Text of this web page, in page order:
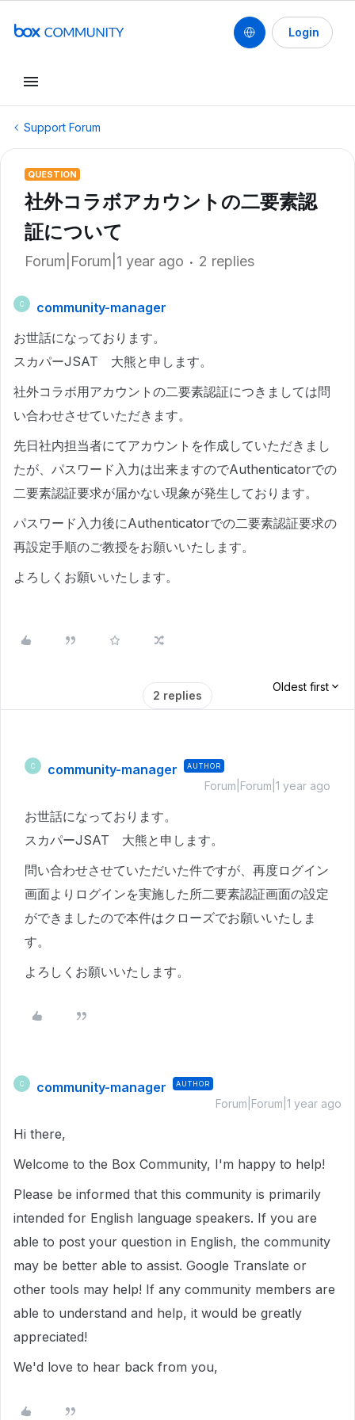
Login
Support Forum
QUESTION
社外コラボアカウントの二要素認
証について
Forum|Forum|1 year ago 2 replies
C
community-manager
お世話になっております。
スカパーJSAT 大熊と申します。
社外コラボ用アカウントの二要素認証につきましては問
い合わせさせていただきます。
先日社内担当者にてアカウントを作成していただきまし
たが、パスワード入力は出来ますのでAuthenticatorでの
二要素認証要求が届かない現象が発生しております。
パスワード入力後にAuthenticatorでの二要素認証要求の
再設定手順のご教授をお願いいたします。
よろしくお願いいたします。
2 replies
Oldest first
C community-manager AUTHOR
Forum|Forum|1 year ago
お世話になっております。
スカパーJSAT 大熊と申します。
問い合わせさせていただいた件ですが、再度ログイン
画面よりログインを実施した所二要素認証画面の設定
ができましたので本件はクローズでお願いいたしま
す。
よろしくお願いいたします。
C community-manager AUTHOR
Forum|Forum|1 year ago
Hi there,
Welcome to the Box Community, I'm happy to help!
Please be informed that this community is primarily
intended for English language speakers. If you are
able to post your question in English, the community
may be better able to assist. Google Translate or
other tools may help! If any community members are
able to understand and help, it would be greatly
appreciated!
We'd love to hear back from you,